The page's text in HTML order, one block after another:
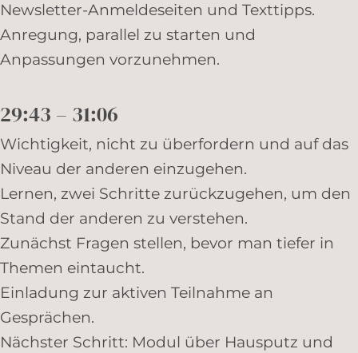
Newsletter-Anmeldeseiten und Texttipps.
Anregung, parallel zu starten und
Anpassungen vorzunehmen.
29:43 – 31:06
Wichtigkeit, nicht zu überfordern und auf das
Niveau der anderen einzugehen.
Lernen, zwei Schritte zurückzugehen, um den
Stand der anderen zu verstehen.
Zunächst Fragen stellen, bevor man tiefer in
Themen eintaucht.
Einladung zur aktiven Teilnahme an
Gesprächen.
Nächster Schritt: Modul über Hausputz und